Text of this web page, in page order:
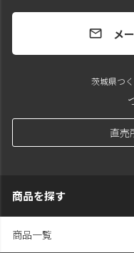
mail メ
茨城県つ
直売
商品を探す
商品一覧